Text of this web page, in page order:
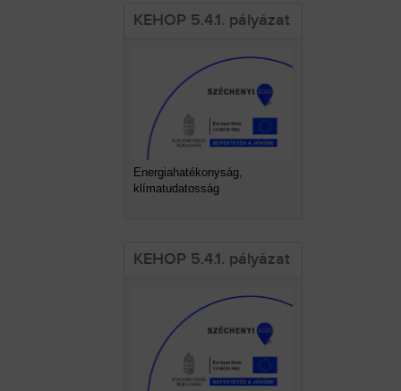
KEHOP 5.4.1. pályázat
Energiahatékonyság,
klímatudatosság
KEHOP 5.4.1. pályázat